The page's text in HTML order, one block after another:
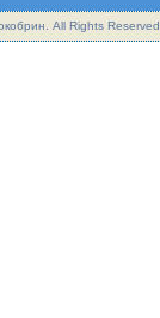
All Rights Reserved.